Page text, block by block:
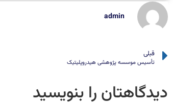
admin
قبلی
تأسیس موسسه پژوهشی هیدروپلیتیک
دیدگاهتان را بنویسید